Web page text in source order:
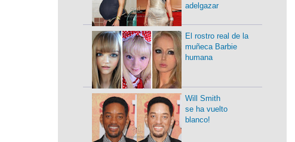
adelgazar
El rostro real de la
muñeca Barbie
humana
Will Smith
se ha vuelto
blanco!